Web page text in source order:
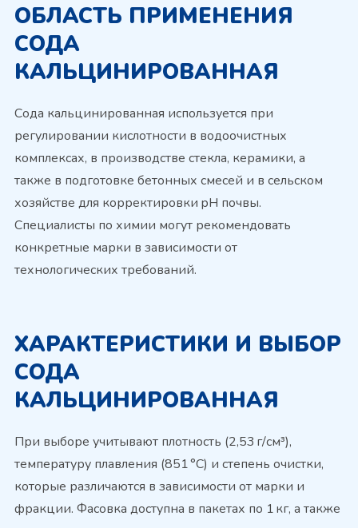
ОБЛАСТЬ ПРИМЕНЕНИЯ
СОДА
КАЛЬЦИНИРОВАННАЯ
Сода кальцинированная используется при
регулировании кислотности в водоочистных
комплексах, в производстве стекла, керамики, а
также в подготовке бетонных смесей и в сельском
хозяйстве для корректировки pH почвы.
Специалисты по химии могут рекомендовать
конкретные марки в зависимости от
технологических требований.
ХАРАКТЕРИСТИКИ И ВЫБОР
СОДА
КАЛЬЦИНИРОВАННАЯ
При выборе учитывают плотность (2,53 г/см³),
температуру плавления (851 °C) и степень очистки,
которые различаются в зависимости от марки и
фракции. Фасовка доступна в пакетах по 1 кг, а также